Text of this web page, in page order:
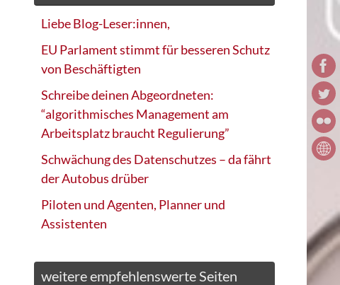
Liebe Blog-Leser:innen,
EU Parlament stimmt für besseren Schutz
von Beschäftigten
Schreibe deinen Abgeordneten:
“algorithmisches Management am
Arbeitsplatz braucht Regulierung”
Schwächung des Datenschutzes – da fährt
der Autobus drüber
Piloten und Agenten, Planner und
Assistenten
weitere empfehlenswerte Seiten